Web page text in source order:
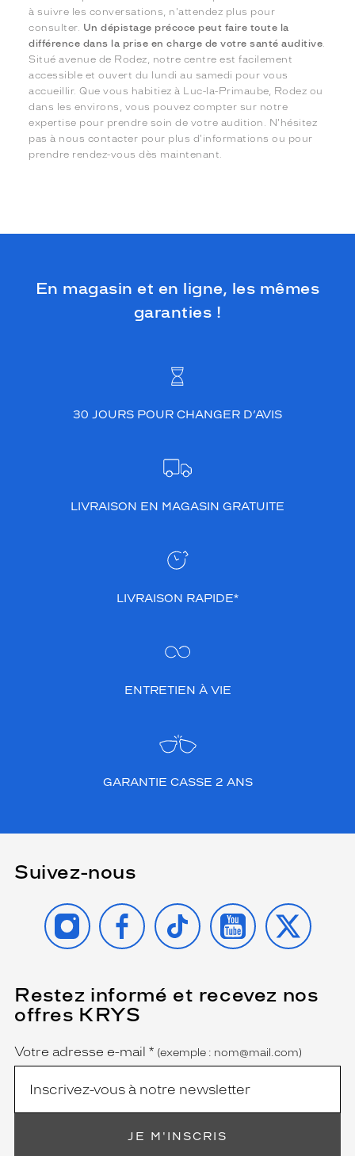
à suivre les conversations, n'attendez plus pour
consulter. Un dépistage précoce peut faire toute la
différence dans la prise en charge de votre santé auditive.
Situé avenue de Rodez, notre centre est facilement
accessible et ouvert du lundi au samedi pour vous
accueillir. Que vous habitiez à Luc-la-Primaube, Rodez ou
dans les environs, vous pouvez compter sur notre
expertise pour prendre soin de votre audition. N'hésitez
pas à nous contacter pour plus d'informations ou pour
prendre rendez-vous dès maintenant.
En magasin et en ligne, les mêmes
garanties !
30 JOURS POUR CHANGER D’AVIS
LIVRAISON EN MAGASIN GRATUITE
LIVRAISON RAPIDE*
ENTRETIEN À VIE
GARANTIE CASSE 2 ANS
Suivez-nous
INSTAGRAMFACEBOOK
TIKTOK YOUTUBE
X
Restez informé et recevez nos
offres KRYS
Name
Votre adresse e-mail *
(Ce
champ
est
(exemple : nom@mail.com)
JE M'INSCRIS